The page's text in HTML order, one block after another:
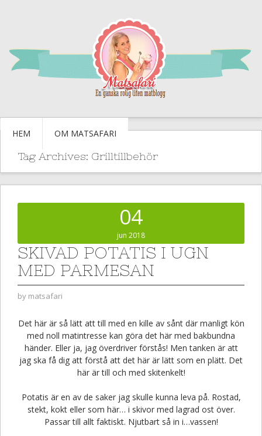
HEM OM MATSAFARI
Tag Archives: Grilltillbehör
04
jun 2018
SKIVAD POTATIS I UGN
MED PARMESAN
by matsafari
Det här är så lätt att till med en kille av sånt där manligt kön
med noll matintresse kan göra det här med bakbundna
händer. Eller ja, jag överdriver förstås! Men tanken är att
jag ska få dig att förstå att det här är lätt som en plätt. Det
här är till och med skitenkelt!
Potatis är en av de saker jag skulle kunna leva på. Rostad,
stekt, kokt eller som här… i skivor med lagrad ost över.
Passar till allt faktiskt. Njutbart så in i…vassen!